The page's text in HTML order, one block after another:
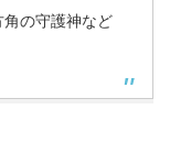
の守護神など